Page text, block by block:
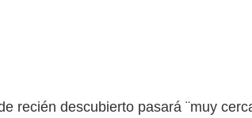
recién descubierto pasará ¨muy